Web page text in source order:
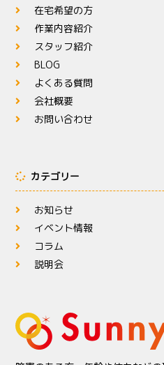
在宅希望の方
作業内容紹介
スタッフ紹介
BLOG
よくある質問
会社概要
お問い合わせ
カテゴリー
お知らせ
イベント情報
コラム
説明会